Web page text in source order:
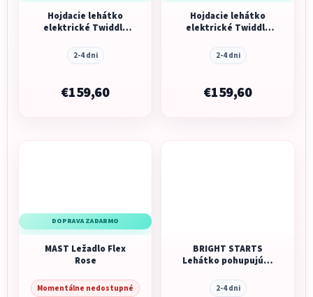
Hojdacie lehátko
elektrické Twiddle
2-4 dni
€159,60
Hojdacie lehátko
elektrické Twiddle
2-4 dni
€159,60
DOPRAVA ZADARMO
MAST Ležadlo Flex
Rose
Momentálne nedostupné
BRIGHT STARTS
Lehátko pohupujúce
0m+
2-4 dni